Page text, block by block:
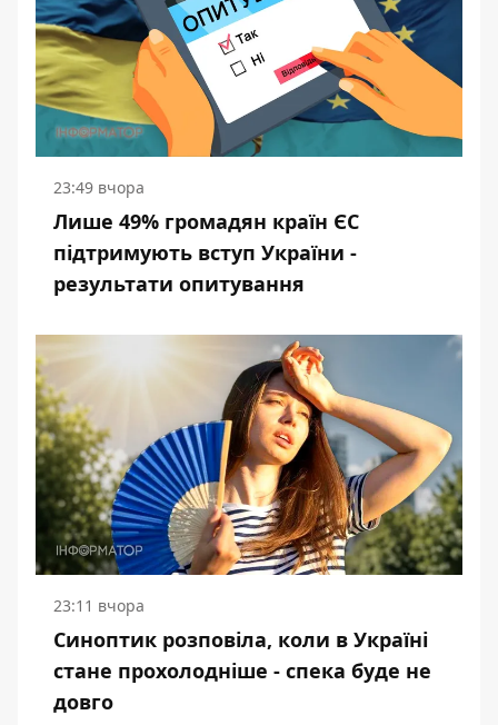
23:49 вчора
Лише 49% громадян країн ЄС
підтримують вступ України -
результати опитування
23:11 вчора
Синоптик розповіла, коли в Україні
стане прохолодніше - спека буде не
довго